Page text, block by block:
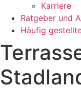
Karriere
Ratgeber und
Häufig